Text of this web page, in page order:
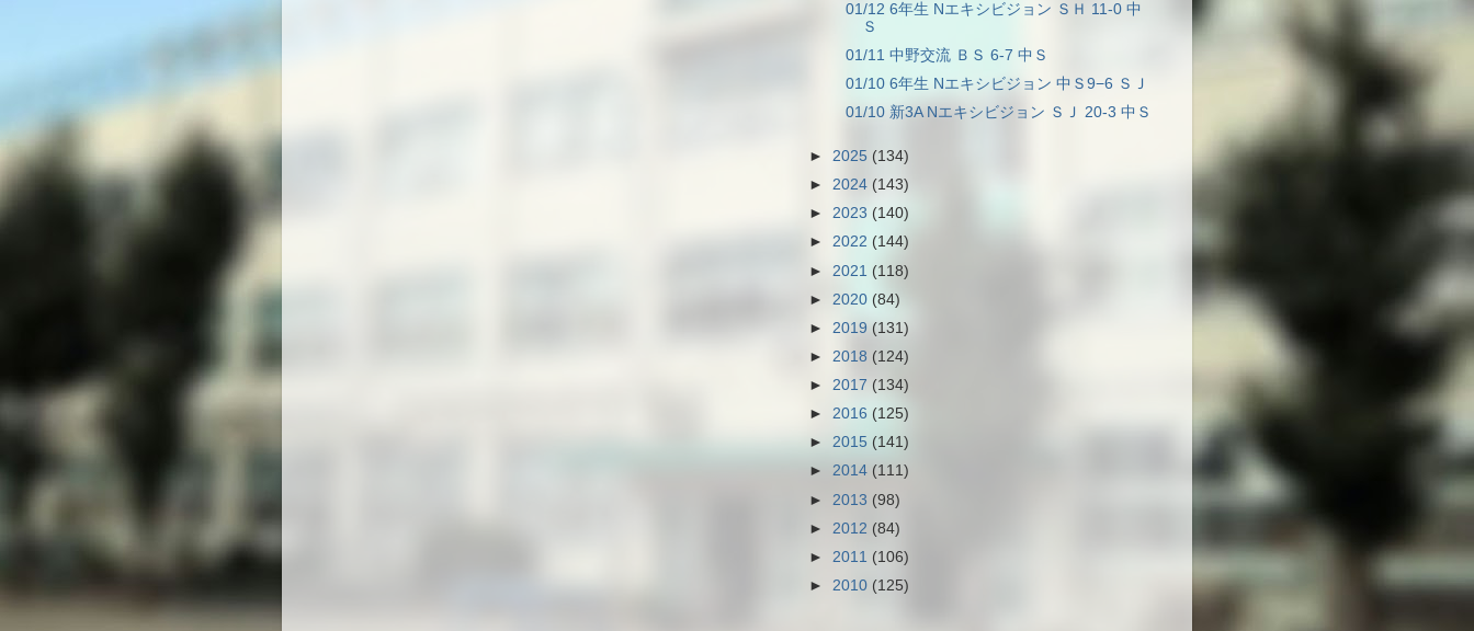
01/12 6年生 Nエキシビジョン ＳＨ 11-0 中
Ｓ
01/11 中野交流 ＢＳ 6-7 中Ｓ
01/10 6年生 Nエキシビジョン 中Ｓ9−6 ＳＪ
01/10 新3A Nエキシビジョン ＳＪ 20-3 中Ｓ
► 2025 (134)
► 2024 (143)
► 2023 (140)
► 2022 (144)
► 2021 (118)
► 2020 (84)
► 2019 (131)
► 2018 (124)
► 2017 (134)
► 2016 (125)
► 2015 (141)
► 2014 (111)
► 2013 (98)
► 2012 (84)
► 2011 (106)
► 2010 (125)